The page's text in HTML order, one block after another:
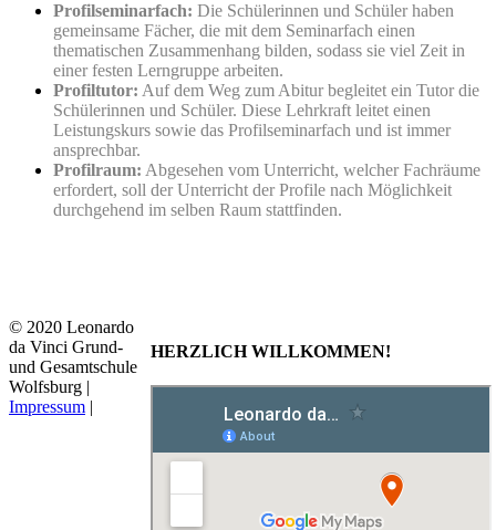
Profilseminarfach: Die Schülerinnen und Schüler haben
gemeinsame Fächer, die mit dem Seminarfach einen
thematischen Zusammenhang bilden, sodass sie viel Zeit in
einer festen Lerngruppe arbeiten.
Profiltutor: Auf dem Weg zum Abitur begleitet ein Tutor die
Schülerinnen und Schüler. Diese Lehrkraft leitet einen
Leistungskurs sowie das Profilseminarfach und ist immer
ansprechbar.
Profilraum: Abgesehen vom Unterricht, welcher Fachräume
erfordert, soll der Unterricht der Profile nach Möglichkeit
durchgehend im selben Raum stattfinden.
HERZLICH WILLKOMMEN!
© 2020 Leonardo
da Vinci Grund-
und Gesamtschule
Wolfsburg |
Impressum |